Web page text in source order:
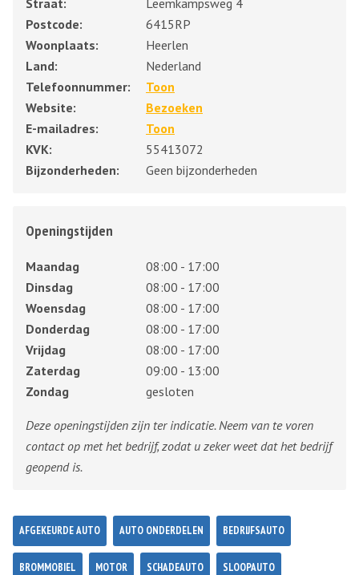
Straat:
Leemkampsweg 4
Postcode:
6415RP
Woonplaats:
Heerlen
Land:
Nederland
Telefoonnummer:
Toon
Website:
Bezoeken
E-mailadres:
Toon
KVK:
55413072
Bijzonderheden:
Geen bijzonderheden
Openingstijden
Maandag
08:00 - 17:00
Dinsdag
08:00 - 17:00
Woensdag
08:00 - 17:00
Donderdag
08:00 - 17:00
Vrijdag
08:00 - 17:00
Zaterdag
09:00 - 13:00
Zondag
gesloten
Deze openingstijden zijn ter indicatie. Neem van te voren
contact op met het bedrijf, zodat u zeker weet dat het bedrijf
geopend is.
AFGEKEURDE AUTO AUTO ONDERDELEN BEDRIJFSAUTO
BROMMOBIEL MOTOR SCHADEAUTO SLOOPAUTO